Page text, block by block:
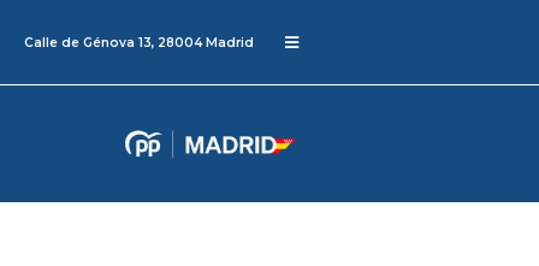
Calle de Génova 13, 28004 Madrid